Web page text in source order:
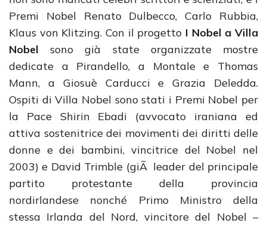
Premi Nobel Renato Dulbecco, Carlo Rubbia,
Klaus von Klitzing. Con il progetto I Nobel a Villa
Nobel sono già state organizzate mostre
dedicate a Pirandello, a Montale e Thomas
Mann, a Giosuè Carducci e Grazia Deledda.
Ospiti di Villa Nobel sono stati i Premi Nobel per
la Pace Shirin Ebadi (avvocato iraniana ed
attiva sostenitrice dei movimenti dei diritti delle
donne e dei bambini, vincitrice del Nobel nel
2003) e David Trimble (giÃ leader del principale
partito protestante della provincia
nordirlandese nonché Primo Ministro della
stessa Irlanda del Nord, vincitore del Nobel –